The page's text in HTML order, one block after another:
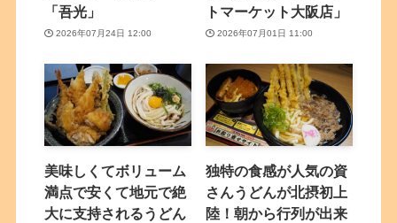
「吾光」
2026年07月24日 12:00
トマーケット大阪店」
2026年07月01日 11:00
美味しくてボリューム
満点で安くて地元で絶
大に支持されるうどん
独特の食感が人気の資
さんうどんが北摂初上
陸！朝から行列が出来